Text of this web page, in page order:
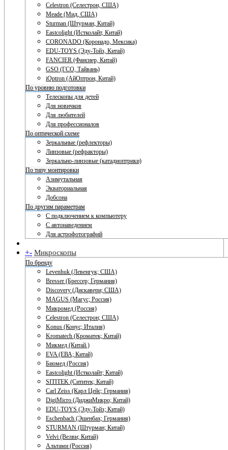
Celestron (Селестрон, США)
Meade (Мид, США)
Sturman (Штурман, Китай)
Eastcolight (Истколайт, Китай)
CORONADO (Коронадо, Мексика)
EDU-TOYS (Эду-Тойз, Китай)
FANCIER (Фансиер, Китай)
GSO (ГСО, Тайвань)
iOptron (АйОптрон, Китай)
По уровню подготовки
Телескопы для детей
Для новичков
Для любителей
Для профессионалов
По оптической схеме
Зеркальные (рефлекторы)
Линзовые (рефракторы)
Зеркально-линзовые (катадиоптрики)
По типу монтировки
Азимутальная
Экваториальная
Добсона
По другим параметрам
С подключением к компьютеру
С автонаведением
Для астрофотографий
+- Микроскопы
По бренду
Levenhuk (Левенгук; США)
Bresser (Брессер; Германия)
Discovery (Дискавери; США)
MAGUS (Магус; Россия)
Микромед (Россия)
Celestron (Селестрон; США)
Konus (Конус; Италия)
Kromatech (Кроматек; Китай)
Микмед (Китай.)
EVA (ЕВА; Китай)
Биомед (Россия)
Eastcolight (Истколайт; Китай)
SITITEK (Сититек; Китай)
Carl Zeiss (Карл Цейс; Германия)
DigiMicro (ДиджиМикро; Китай)
EDU-TOYS (Эду-Тойз; Китай)
Eschenbach (Эшенбах; Германия)
STURMAN (Штурман; Китай)
Velvi (Велви; Китай)
Альтами (Россия)